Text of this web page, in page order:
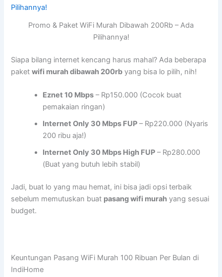
Promo & Paket WiFi Murah Dibawah 200Rb – Ada
Pilihannya!
Siapa bilang internet kencang harus mahal? Ada beberapa
paketwifi murah dibawah 200rb yang bisa lo pilih, nih!
Eznet 10 Mbps – Rp150.000 (Cocok buat
pemakaian ringan)
Internet Only 30 Mbps FUP – Rp220.000 (Nyaris
200 ribu aja!)
Internet Only 30 Mbps High FUP – Rp280.000
(Buat yang butuh lebih stabil)
Jadi, buat lo yang mau hemat, ini bisa jadi opsi terbaik
sebelum memutuskan buat pasang wifi murah yang sesuai
budget.
Keuntungan Pasang WiFi Murah 100 Ribuan Per Bulan di
IndiHome